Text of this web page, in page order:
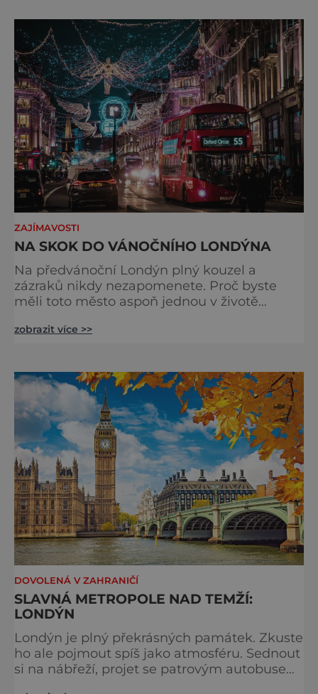
sebe. Pokud už nemáte štěstí, abyste do
Buckinghamského paláce viděli vjíždět či
odjíždět královnu Alž
ZAJÍMAVOSTI
NA SKOK DO VÁNOČNÍHO LONDÝNA
Na předvánoční Londýn plný kouzel a
zázraků nikdy nezapomenete. Proč byste
měli toto město aspoň jednou v životě
nejkrásnější svátky v roce? Nákupy, bruslení,
typicky londýnského? Angličané milují
kluziště, patří k neodmyslitelné předvánoční
tradici a zábavě všech věkových k
zobrazit více >>
DOVOLENÁ V ZAHRANIČÍ
SLAVNÁ METROPOLE NAD TEMŽÍ:
LONDÝN
Londýn je plný překrásných památek. Zkuste
ho ale pojmout spíš jako atmosféru. Sednout
si na nábřeží, projet se patrovým autobusem